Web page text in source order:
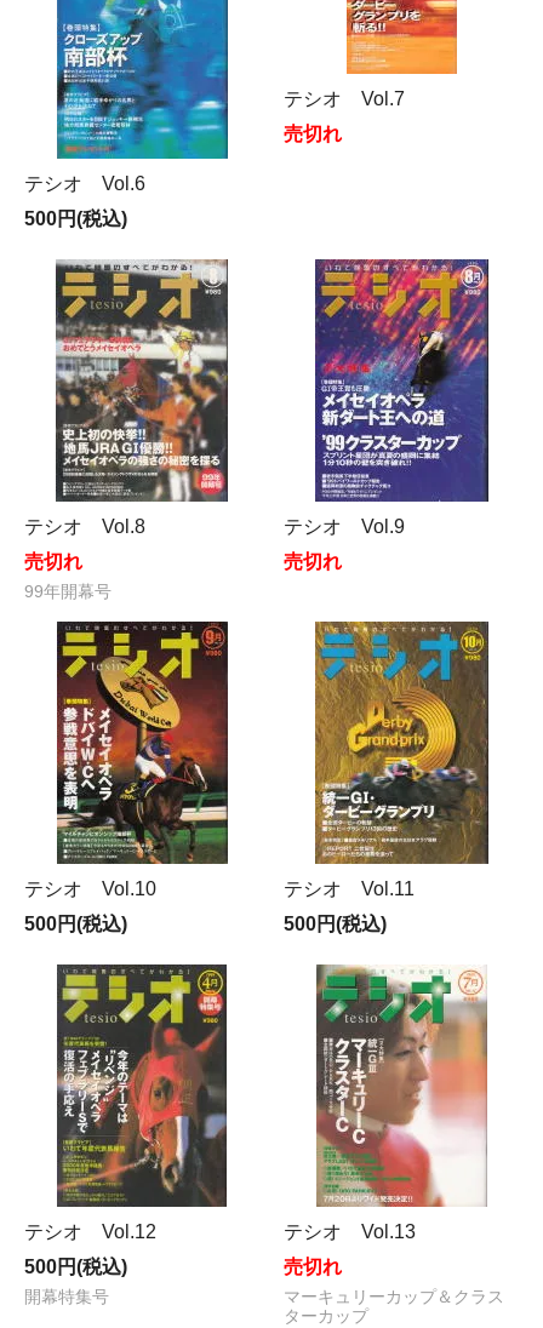
テシオ Vol.6
500円(税込)
テシオ Vol.7
売切れ
テシオ Vol.8
売切れ
99年開幕号
テシオ Vol.9
売切れ
テシオ Vol.10
500円(税込)
テシオ Vol.11
500円(税込)
テシオ Vol.12
500円(税込)
開幕特集号
テシオ Vol.13
売切れ
マーキュリーカップ＆クラス
ターカップ